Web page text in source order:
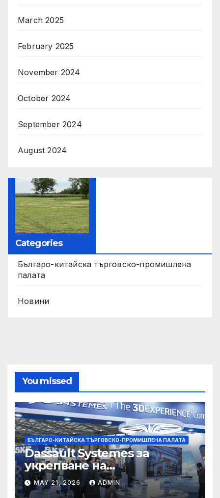
March 2025
February 2025
November 2024
October 2024
September 2024
August 2024
Categories
Българо-китайска търговско-промишлена
палата
Новини
You missed
БЪЛГАРО-КИТАЙСКА ТЪРГОВСКО-ПРОМИШЛЕНА ПАЛАТА
Dassault Systemes за
укрепване на
изграждането на AI
екосистема в Китай
MAY 21, 2026 ADMIN